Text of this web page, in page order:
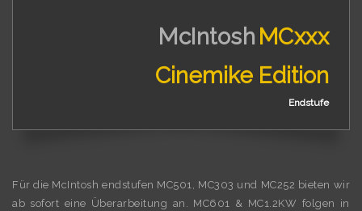
McIntosh MCxxx
Cinemike Edition
Endstufe
Für die McIntosh endstufen MC501, MC303 und MC252 bieten wir
ab sofort eine Überarbeitung an. MC601 & MC1.2KW folgen in